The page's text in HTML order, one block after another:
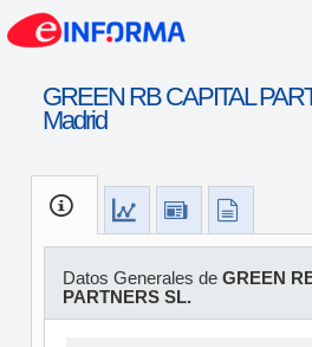
GREEN RB CAPITAL
Madrid
Datos Generales de GREEN
PARTNERS SL.